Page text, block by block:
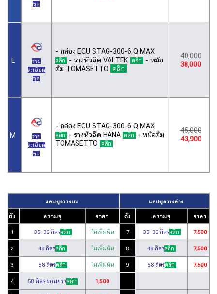
ชุด
L
ราย
ละเอียด
ชุด
- กล่อง ECU STAG-300-6 Q MAX
คลิก - รางหัวฉีด VALTEK คลิก
- หม้อ
ต้ม TOMASETTO คลิก
40,000
38,000
M
ราย
ละเอียด
ชุด
- กล่อง ECU STAG-300-6 Q MAX
คลิก - รางหัวฉีด HANA คลิก
- หม้อต้ม
TOMASETTO คลิก
45,000
43,900
แคปซูลวางบน แคปซูลวางล่าง
ถัง ความจุ ราคา ถัง ความจุ ราคา
1 35-36 ลิตรคลิก ไม่เพิ่มเงิน 7 35-36 ลิตรคลิก 7,500
2 48 ลิตรคลิก ไม่เพิ่มเงิน 8 48 ลิตรคลิก 7,500
3 58 ลิตรคลิก ไม่เพิ่มเงิน 9 58 ลิตรคลิก 7,500
4 58 ลิตร ผอมยาวคลิก 1,500